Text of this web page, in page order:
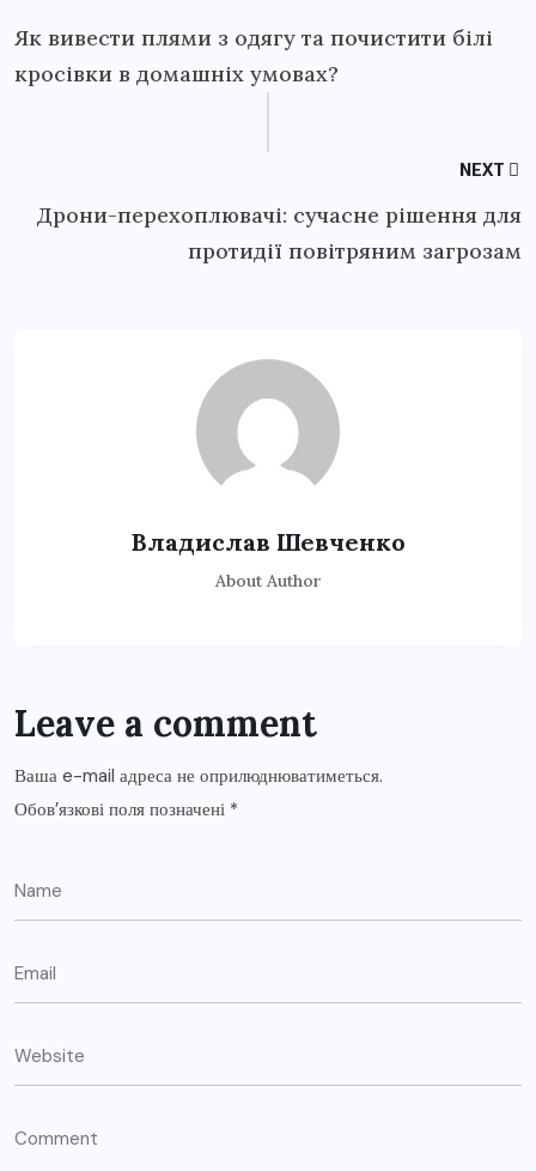
Як вивести плями з одягу та почистити білі
кросівки в домашніх умовах?
NEXT
Дрони-перехоплювачі: сучасне рішення для
протидії повітряним загрозам
Владислав Шевченко
About Author
Leave a comment
Ваша e-mail адреса не оприлюднюватиметься.
Обов’язкові поля позначені *